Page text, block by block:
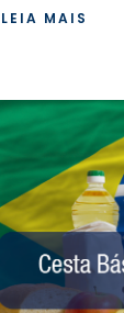
LEIA MAIS